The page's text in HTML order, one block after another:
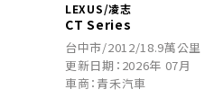
LEXUS/凌志
CT Series
台中市/2012/18.9萬公里
更新日期：2026年 07月
車商：青禾汽車